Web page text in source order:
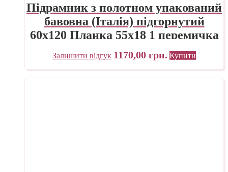
Підрамник з полотном упакований
бавовна (Італія) підгорнутий
60х120 Планка 55х18 1 перемичка
ПП Трек Україна
Залишити відгук 1170,00 грн. Купити